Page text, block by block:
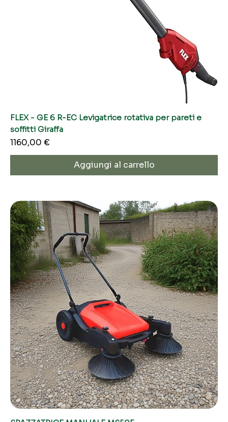
FLEX - GE 6 R-EC Levigatrice rotativa per pareti e
soffitti Giraffa
Prezzo
1160,00 €
Aggiungi al carrello